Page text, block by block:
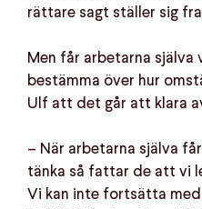
rättare sagt ställer sig
Men får arbetarna själva
bestämma över hur
Ulf att det går att klara
– När arbetarna själva
tänka så fattar de att vi
Vi kan inte fortsätta